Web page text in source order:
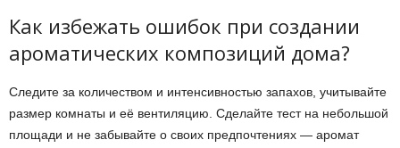
Как избежать ошибок при создании
ароматических композиций дома?
Следите за количеством и интенсивностью запахов, учитывайте
размер комнаты и её вентиляцию. Сделайте тест на небольшой
площади и не забывайте о своих предпочтениях — аромат